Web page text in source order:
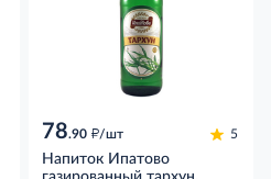
78.90 д/шт 5
Напиток Ипатово